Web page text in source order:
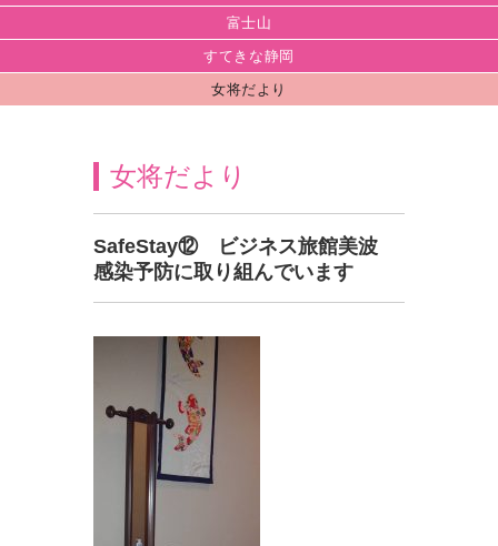
富士山
すてきな静岡
女将だより
女将だより
SafeStay⑫ ビジネス旅館美波
感染予防に取り組んでいます